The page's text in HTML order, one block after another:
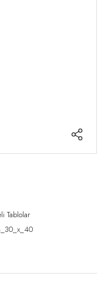
Tablolar